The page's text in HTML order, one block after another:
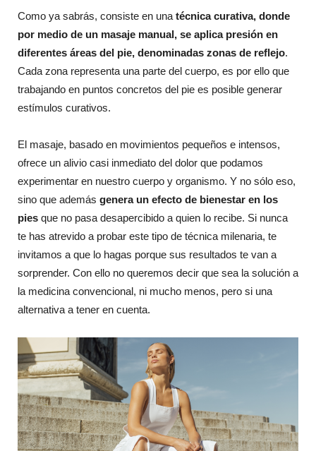
Como ya sabrás, consiste en unatécnica curativa, donde
por medio de un masaje manual, se aplica presión en
diferentes áreas del pie, denominadas zonas de reflejo.
Cada zona representa una parte del cuerpo, es por ello que
trabajando en puntos concretos del pie es posible generar
estímulos curativos.
El masaje, basado en movimientos pequeños e intensos,
ofrece un alivio casi inmediato del dolor que podamos
experimentar en nuestro cuerpo y organismo. Y no sólo eso,
sino que además genera un efecto de bienestar en los
pies que no pasa desapercibido a quien lo recibe. Si nunca
te has atrevido a probar este tipo de técnica milenaria, te
invitamos a que lo hagas porque sus resultados te van a
sorprender. Con ello no queremos decir que sea la solución a
la medicina convencional, ni mucho menos, pero si una
alternativa a tener en cuenta.